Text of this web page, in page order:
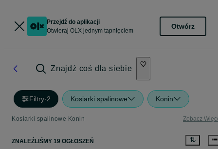
Przejdź do aplikacji
Otwieraj OLX jednym tapnięciem
Otwórz
Znajdź coś dla siebie
Filtry·2 Kosiarki spalinowe Konin
Kosiarki spalinowe Konin Zobacz
ZNALEŹLIŚMY 19 OGŁOSZEŃ